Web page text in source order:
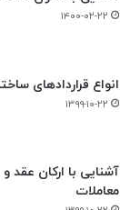
۱۴۰۰-۰۲-۲۲
انواع قراردادهای
۱۳۹۹-۱۰-۲۲
آشنایی با ارکان
معاملات